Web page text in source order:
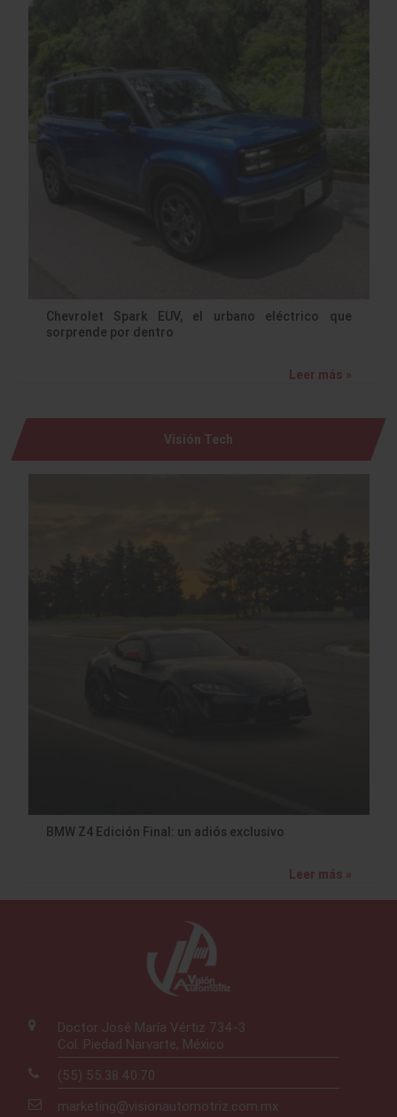
Chevrolet Spark EUV, el urbano eléctrico que
sorprende por dentro
Leer más »
Visión Tech
BMW Z4 Edición Final: un adiós exclusivo
Leer más »
Doctor José María Vértiz 734-3
Col. Piedad Narvarte, México
(55) 55.38.40.70
marketing@visionautomotriz.com.mx